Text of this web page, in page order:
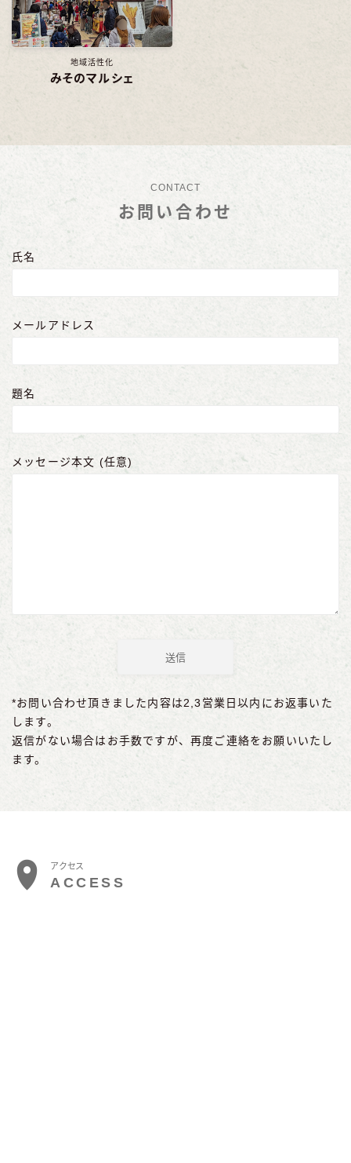
地域活性化
みそのマルシェ
CONTACT
お問い合わせ
氏名
メールアドレス
題名
メッセージ本文 (任意)
*お問い合わせ頂きました内容は2,3営業日以内にお返事いた
します。
返信がない場合はお手数ですが、再度ご連絡をお願いいたし
ます。
アクセス
ACCESS